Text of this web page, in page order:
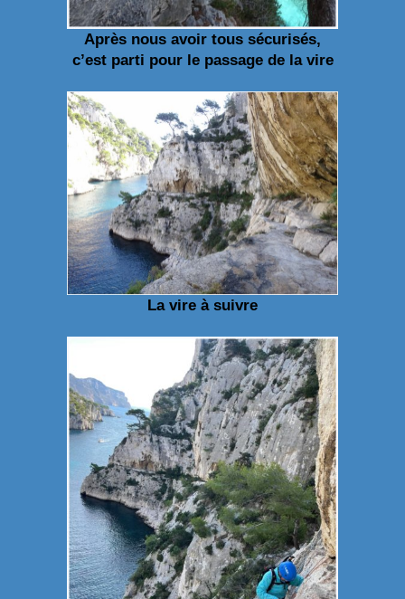
Après nous avoir tous sécurisés,
c’est parti pour le passage de la vire
La vire à suivre